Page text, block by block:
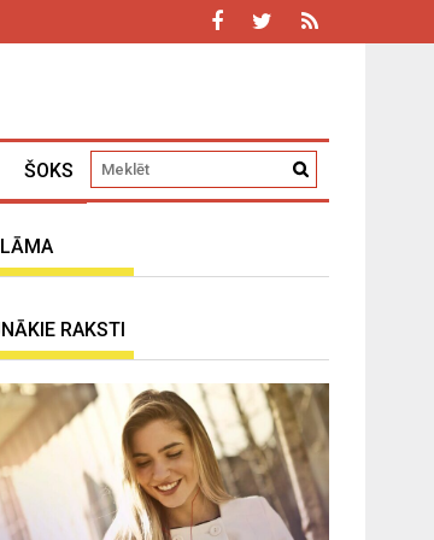
ŠOKS
RAKSTI